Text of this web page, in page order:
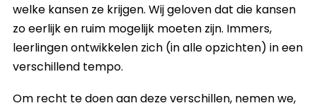
welke kansen ze krijgen. Wij geloven dat die kansen
zo eerlijk en ruim mogelijk moeten zijn. Immers,
leerlingen ontwikkelen zich (in alle opzichten) in een
verschillend tempo.
Om recht te doen aan deze verschillen, nemen we,